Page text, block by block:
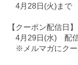
4月28日(火)まで
【クーポン配信日】
4月29日(水) 配
※メルマガにクー